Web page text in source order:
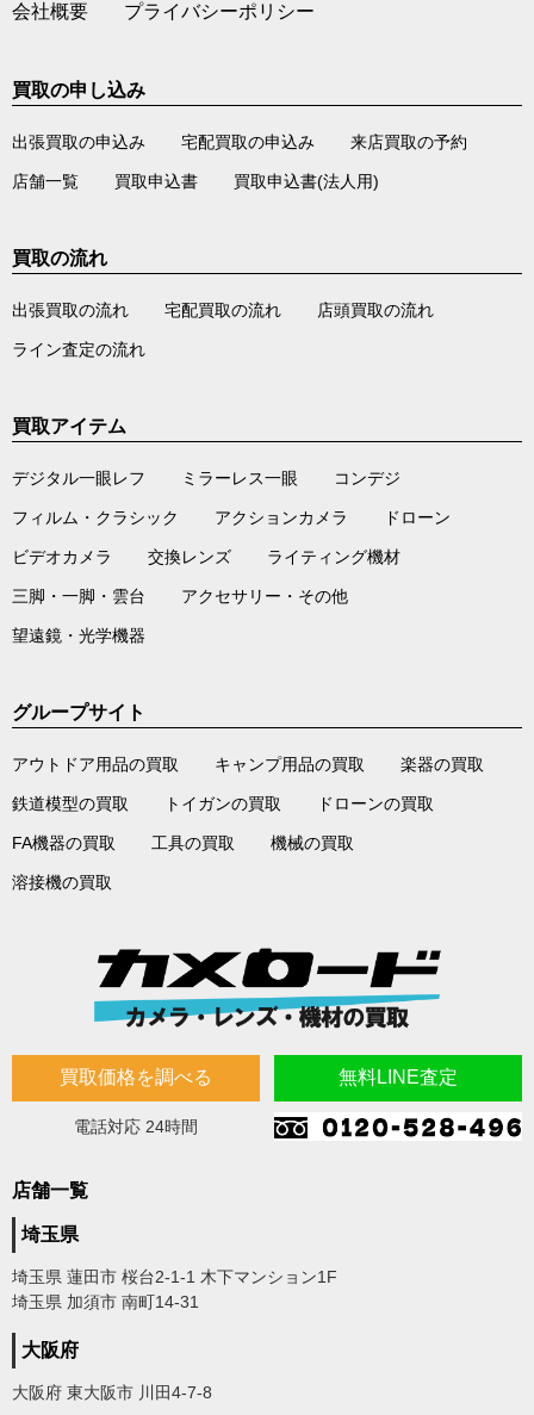
買取価格を調べる 無料LINE査定
電話対応 24時間
店舗一覧
埼玉県
埼玉県 蓮田市 桜台2-1-1 木下マンション1F
埼玉県 加須市 南町14-31
大阪府
大阪府 東大阪市 川田4-7-8
会社概要 プライバシーポリシー
買取の申し込み
出張買取の申込み 宅配買取の申込み 来店買取の予約
店舗一覧 買取申込書 買取申込書(法人用)
買取の流れ
出張買取の流れ 宅配買取の流れ 店頭買取の流れ
ライン査定の流れ
買取アイテム
デジタル一眼レフ ミラーレス一眼 コンデジ
フィルム・クラシック アクションカメラ ドローン
ビデオカメラ 交換レンズ ライティング機材
三脚・一脚・雲台 アクセサリー・その他
望遠鏡・光学機器
グループサイト
アウトドア用品の買取 キャンプ用品の買取 楽器の買取
鉄道模型の買取 トイガンの買取 ドローンの買取
FA機器の買取 工具の買取 機械の買取
溶接機の買取